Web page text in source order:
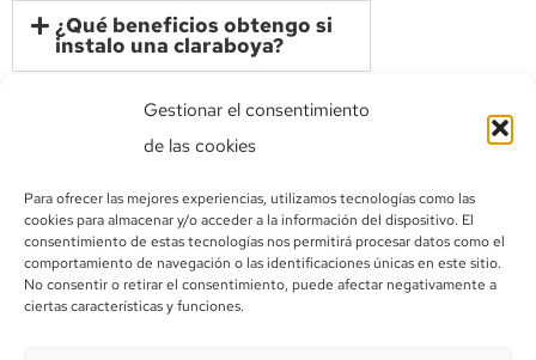
Gestionar el consentimiento
de las cookies
Para ofrecer las mejores experiencias, utilizamos tecnologías como las
cookies para almacenar y/o acceder a la información del dispositivo. El
consentimiento de estas tecnologías nos permitirá procesar datos como el
comportamiento de navegación o las identificaciones únicas en este sitio.
No consentir o retirar el consentimiento, puede afectar negativamente a
ciertas características y funciones.
¿Qué beneficios obtengo si
instalo una claraboya?